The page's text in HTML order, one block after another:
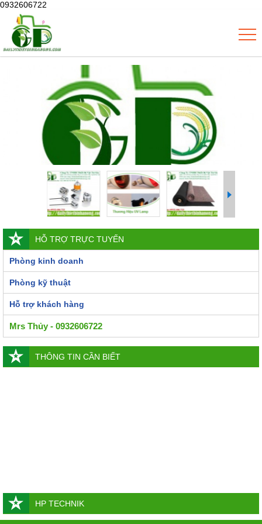
0932606722
HỖ TRỢ TRỰC TUYẾN
Phòng kinh doanh
Phòng kỹ thuật
Hỗ trợ khách hàng
Mrs Thủy - 0932606722
THÔNG TIN CẦN BIẾT
HP TECHNIK